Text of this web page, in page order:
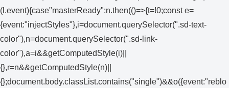
(l.event){case"masterReady":n.then(()=>{t=!0;const e=
{event:"injectStyles"},i=document.querySelector(".sd-text-
color"),n=document.querySelector(".sd-link-
color"),a=i&&getComputedStyle(i)||
{},r=n&&getComputedStyle(n)||
{};document.body.classList.contains("single")&&o({event:"reblo